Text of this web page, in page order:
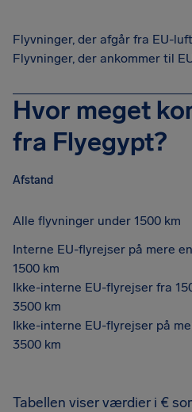
Flyvninger, der afgår fra EU-
Flyvninger, der ankommer til
Hvor meget
fra Flyegypt?
Afstand
Alle flyvninger under 1500 km
Interne EU-flyrejser på mere
1500 km
Ikke-interne EU-flyrejser fra
3500 km
Ikke-interne EU-flyrejser på
3500 km
Tabellen viser værdier i €